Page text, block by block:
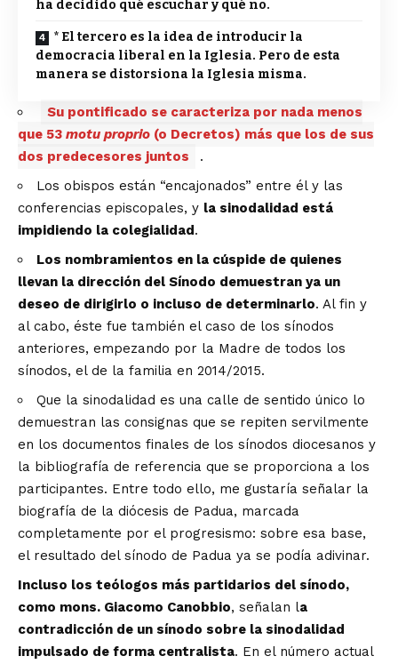
ha decidido qué escuchar y qué no.
* El tercero es la idea de introducir la
democracia liberal en la Iglesia. Pero de esta
manera se distorsiona la Iglesia misma.
Su pontificado se caracteriza por nada menos
que 53 motu proprio (o Decretos) más que los de sus
dos predecesores juntos
.
Los obispos están “encajonados” entre él y las
conferencias episcopales, y la sinodalidad está
impidiendo la colegialidad.
Los nombramientos en la cúspide de quienes
llevan la dirección del Sínodo demuestran ya un
deseo de dirigirlo o incluso de determinarlo. Al fin y
al cabo, éste fue también el caso de los sínodos
anteriores, empezando por la Madre de todos los
sínodos, el de la familia en 2014/2015.
Que la sinodalidad es una calle de sentido único lo
demuestran las consignas que se repiten servilmente
en los documentos finales de los sínodos diocesanos y
la bibliografía de referencia que se proporciona a los
participantes. Entre todo ello, me gustaría señalar la
biografía de la diócesis de Padua, marcada
completamente por el progresismo: sobre esa base,
el resultado del sínodo de Padua ya se podía adivinar.
Incluso los teólogos más partidarios del sínodo,
como mons. Giacomo Canobbio, señalan la
contradicción de un sínodo sobre la sinodalidad
impulsado de forma centralista. En el número actual